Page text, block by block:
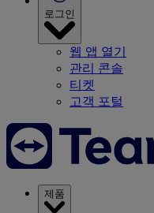
로그인
웹 앱 열기
관리 콘솔
티켓
고객 포털
제품